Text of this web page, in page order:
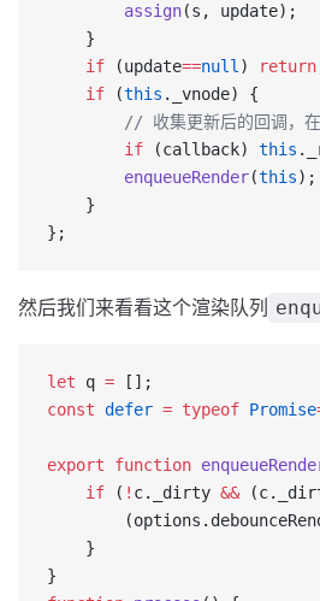
		assign
(s, update);
	}
	if
(update==null ) return
	if
(this ._vnode) {
// 收集更新后的回调，
		if
(callback) this
		enqueueRender
(this);
	}
};
然后我们来看看这个渲染队列
let q = [];
const defer = typeof Promise
export function
	if
( ! c._dirty &&
	}
}